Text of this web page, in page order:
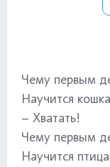
Чему первым
Научится
– Хватать!
Чему первым
Научится